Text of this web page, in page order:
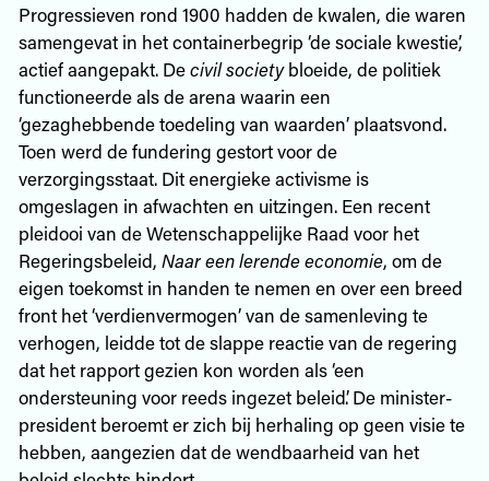
Progressieven rond 1900 hadden de kwalen, die waren
samengevat in het containerbegrip ‘de sociale kwestie’,
actief aangepakt. Decivil societybloeide, de politiek
functioneerde als de arena waarin een
‘gezaghebbende toedeling van waarden’ plaatsvond.
Toen werd de fundering gestort voor de
verzorgingsstaat. Dit energieke activisme is
omgeslagen in afwachten en uitzingen. Een recent
pleidooi van de Wetenschappelijke Raad voor het
Regeringsbeleid, Naar een lerende economie, om de
eigen toekomst in handen te nemen en over een breed
front het ‘verdienvermogen’ van de samenleving te
verhogen, leidde tot de slappe reactie van de regering
dat het rapport gezien kon worden als ‘een
ondersteuning voor reeds ingezet beleid’. De minister-
president beroemt er zich bij herhaling op geen visie te
hebben, aangezien dat de wendbaarheid van het